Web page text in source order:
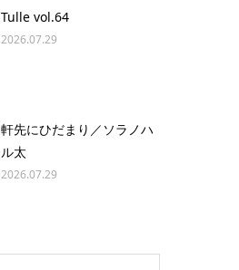
Tulle vol.64
2026.07.29
軒先にひだまり／ソラノハ
ル太
2026.07.29